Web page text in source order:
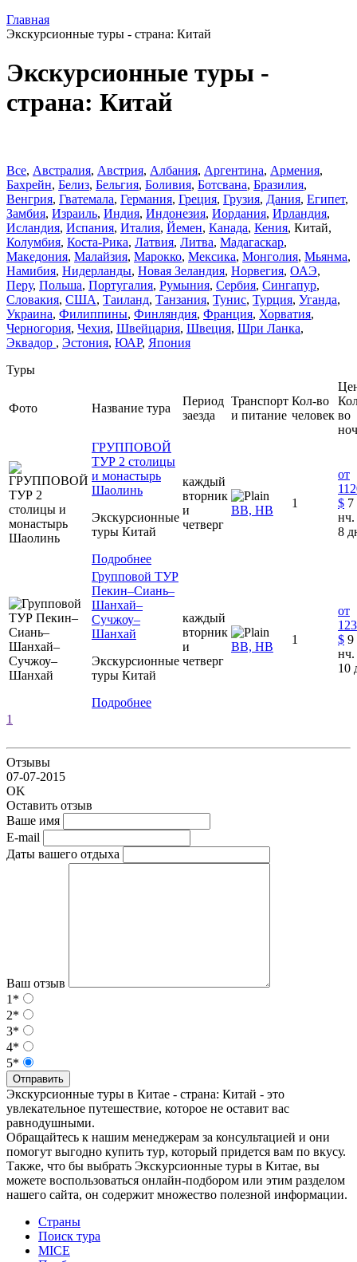
Главная
Экскурсионные туры - страна: Китай
Экскурсионные туры -
страна: Китай
Все, Австралия, Австрия, Албания, Аргентина, Армения,
Бахрейн, Белиз, Бельгия, Боливия, Ботсвана, Бразилия,
Венгрия, Гватемала, Германия, Греция, Грузия, Дания, Египет,
Замбия, Израиль, Индия, Индонезия, Иордания, Ирландия,
Исландия, Испания, Италия, Йемен, Канада, Кения, Китай,
Колумбия, Коста-Рика, Латвия, Литва, Мадагаскар,
Македония, Малайзия, Марокко, Мексика, Монголия, Мьянма,
Намибия, Нидерланды, Новая Зеландия, Норвегия, ОАЭ,
Перу, Польша, Португалия, Румыния, Сербия, Сингапур,
Словакия, США, Таиланд, Танзания, Тунис, Турция, Уганда,
Украина, Филиппины, Финляндия, Франция, Хорватия,
Черногория, Чехия, Швейцария, Швеция, Шри Ланка,
Эквадор , Эстония, ЮАР, Япония
Туры
Фото Название тура
Период
заезда
Транспорт
и питание
Кол-во
человек во
ГРУППОВОЙ
ТУР 2 столицы
и монастырь
Шаолинь
Экскурсионные
туры Китай
Подробнее
каждый
вторник
и
четверг
ВВ, НВ
1
от
$ 7
нч.
8
Групповой ТУР
Пекин–Сиань–
Шанхай–
Сучжоу–
Шанхай
Экскурсионные
туры Китай
Подробнее
каждый
вторник
и
четверг
ВВ, НВ
1
от
$ 9
нч.
10
1
Отзывы
07-07-2015
OK
Оставить отзыв
Ваше имя
E-mail
Даты вашего отдыха
Ваш отзыв
1*
2*
3*
4*
5*
Отправить
Экскурсионные туры в Китае - страна: Китай - это
увлекательное путешествие, которое не оставит вас
равнодушными.
Обращайтесь к нашим менеджерам за консультацией и они
помогут выгодно купить тур, который придется вам по вкусу.
Также, что бы выбрать Экскурсионные туры в Китае, вы
можете воспользоваться онлайн-подбором или этим разделом
нашего сайта, он содержит множество полезной информации.
Страны
Поиск тура
MICE